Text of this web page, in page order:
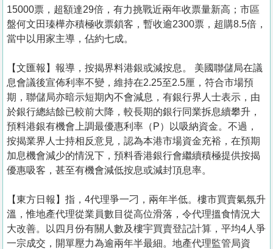
15000票，超額達29倍，有力挑戰近兩年收票量新高；市區
盤何文田瑧樺亦積極收票鎖客，暫收逾2300票，超購8.5倍，
當中以用家主導，佔約七成。
【文匯報】報導，按揭界料港銀或減按息。 美國聯儲局在議
息會議後宣佈利率不變，維持在2.25至2.5厘，符合市場預
期，聯儲局亦暗示短期內不會減息，有銀行界人士表示，由
於銀行總結餘已較前大降，較長期的銀行同業拆息續攀升，
預料港銀有機會上調最優惠利率（P）以吸納資金。不過，
按揭業界人士持相反意見，認為本港市場資金充裕，在預期
加息機會減少的情況下，預料香港銀行會繼續積極提供按揭
優惠吸客，甚至有機會減低按息或減封頂息率。
【東方日報】指，4代理爭一刁，兩年半低。樓市買賣氣氛升
溫，惟地產代理從業員數目從高位滑落，令代理搵食情況大
大改善。以四月份有關人數及樓宇買賣登記計算，平均4人爭
一宗成交，開單壓力為逾兩年半最細。地產代理監管局資